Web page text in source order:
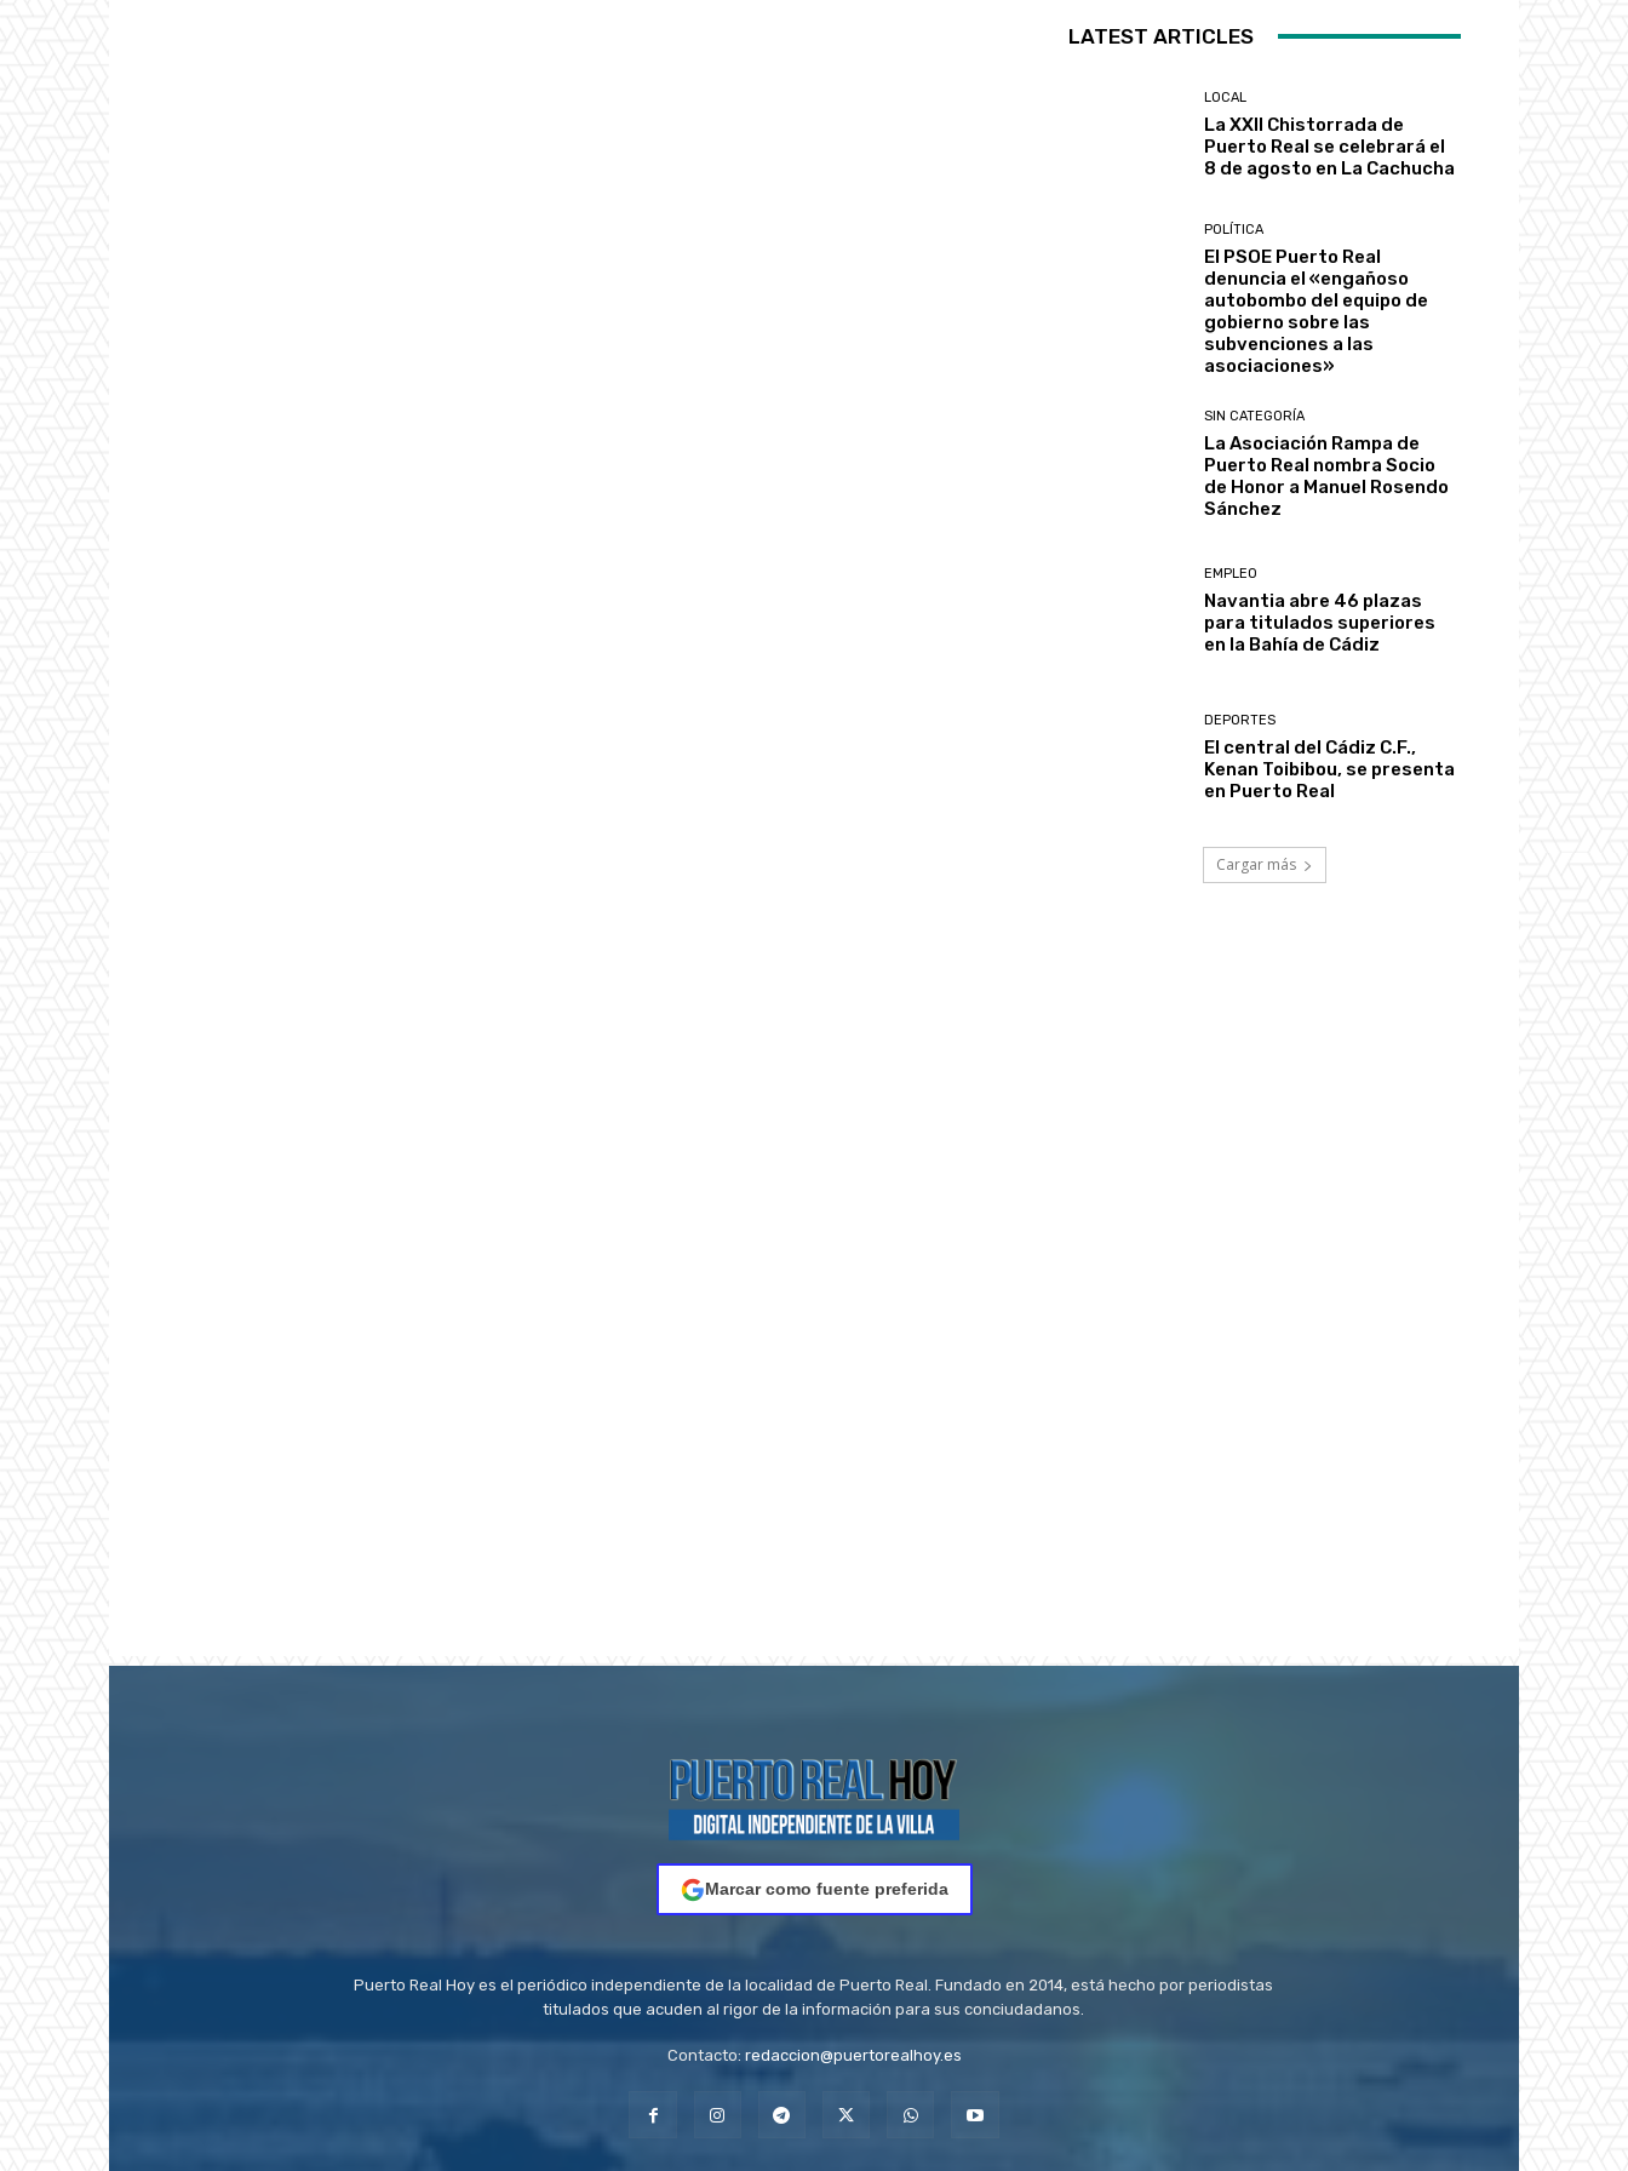
LATEST ARTICLES
LOCAL
La XXII Chistorrada de
Puerto Real se celebrará el
8 de agosto en La Cachucha
POLÍTICA
El PSOE Puerto Real
denuncia el «engañoso
autobombo del equipo de
gobierno sobre las
subvenciones a las
asociaciones»
SIN CATEGORÍA
La Asociación Rampa de
Puerto Real nombra Socio
de Honor a Manuel Rosendo
Sánchez
EMPLEO
Navantia abre 46 plazas
para titulados superiores
en la Bahía de Cádiz
DEPORTES
El central del Cádiz C.F.,
Kenan Toibibou, se presenta
en Puerto Real
Cargar más
Marcar como fuente preferida
Puerto Real Hoy es el periódico independiente de la localidad de Puerto Real. Fundado en 2014, está hecho por periodistas
titulados que acuden al rigor de la información para sus conciudadanos.
Contacto: redaccion@puertorealhoy.es